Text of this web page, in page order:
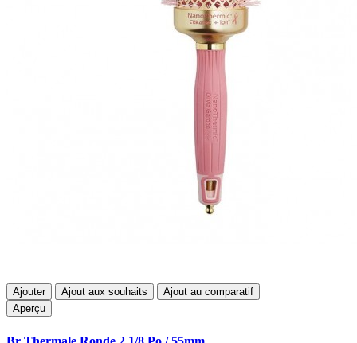
Ajouter Ajout aux souhaits
Ajout au comparatif
Aperçu